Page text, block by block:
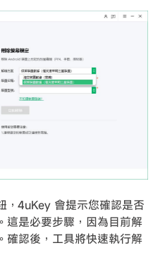
，4uKey 會提示您確認是否
這是必要步驟，因為目前解
確認後，工具將快速執行解